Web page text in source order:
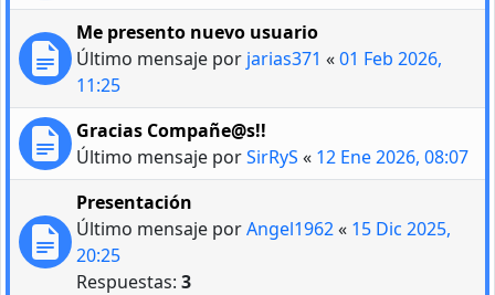
Me presento nuevo usuario
Último mensaje por jarias371 «01 Feb 2026,
11:25
Gracias Compañe@s!!
Último mensaje porSirRyS « 12 Ene 2026, 08:07
Presentación
Último mensaje porAngel1962« 15 Dic 2025,
20:25
Respuestas: 3